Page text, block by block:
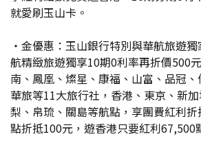
就愛刷玉山卡。
‧金優惠：玉山銀行特別與華航旅遊
航精緻旅遊獨享10期0利率再折價500
南、鳳凰、燦星、康福、山富、品冠、
華旅等11大旅行社，香港、東京、新
梨、帛琉、關島等航點，享團費紅利
點折抵100元，遊香港只要紅利67,500